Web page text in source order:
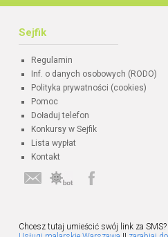
Sejfik
Regulamin
Inf. o danych osobowych (RODO)
Polityka prywatności (cookies)
Pomoc
Doładuj telefon
Konkursy w Sejfik
Lista wypłat
Kontakt
Chcesz tutaj umieścić swój link za